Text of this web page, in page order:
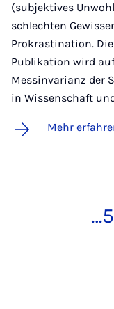
(subjektives
schlechten
Prokrastination.
Publikation wird
Messinvarianz der
in Wissenschaft
Mehr
…5